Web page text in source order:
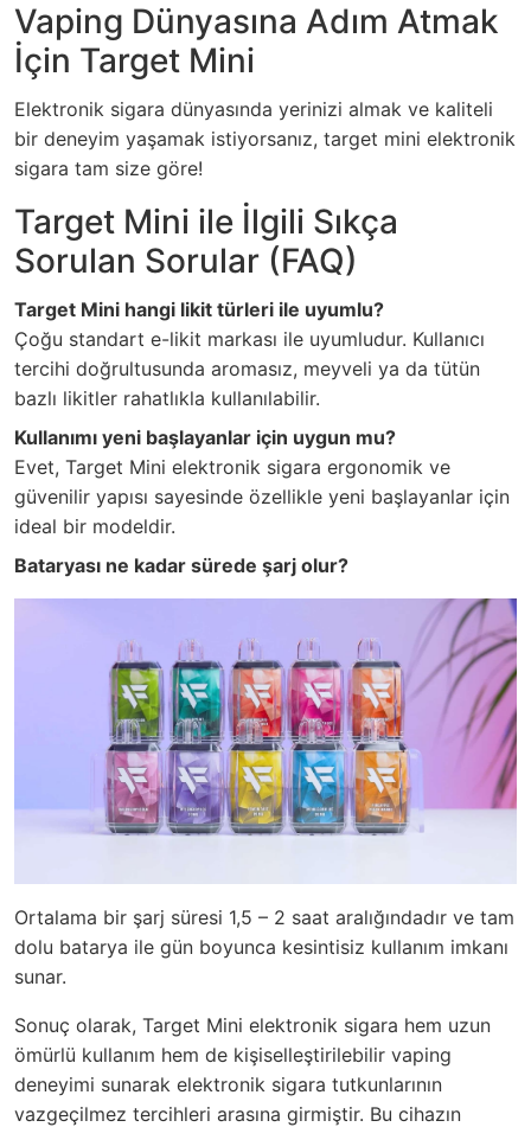
Vaping Dünyasına Adım Atmak
İçin Target Mini
Elektronik sigara dünyasında yerinizi almak ve kaliteli
bir deneyim yaşamak istiyorsanız, target mini elektronik
sigara tam size göre!
Target Mini ile İlgili Sıkça
Sorulan Sorular (FAQ)
Target Mini hangi likit türleri ile uyumlu?
Çoğu standart e-likit markası ile uyumludur. Kullanıcı
tercihi doğrultusunda aromasız, meyveli ya da tütün
bazlı likitler rahatlıkla kullanılabilir.
Kullanımı yeni başlayanlar için uygun mu?
Evet, Target Mini elektronik sigara ergonomik ve
güvenilir yapısı sayesinde özellikle yeni başlayanlar için
ideal bir modeldir.
Bataryası ne kadar sürede şarj olur?
Ortalama bir şarj süresi 1,5 – 2 saat aralığındadır ve tam
dolu batarya ile gün boyunca kesintisiz kullanım imkanı
sunar.
Sonuç olarak, Target Mini elektronik sigara hem uzun
ömürlü kullanım hem de kişiselleştirilebilir vaping
deneyimi sunarak elektronik sigara tutkunlarının
vazgeçilmez tercihleri arasına girmiştir. Bu cihazın